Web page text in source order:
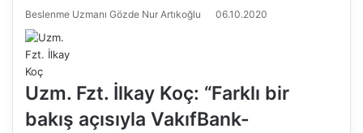
Beslenme Uzmanı Gözde Nur Artıkoğlu 06.10.2020
Uzm. Fzt. İlkay Koç: “Farklı bir
bakış açısıyla VakıfBank-